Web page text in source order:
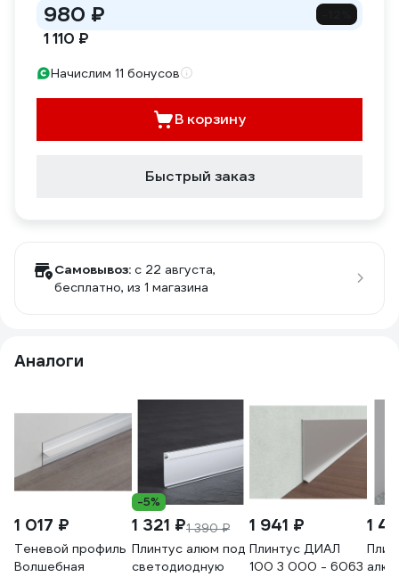
980 ₽
1 110 ₽
Начислим 11 бонусов
В корзину
Быстрый заказ
Самовывоз: c 22 августа,
бесплатно, из 1 магазина
Аналоги
1 017 ₽
Теневой профиль
Волшебная
-5%
1 321 ₽1 390 ₽
Плинтус алюм под
светодиодную
1 941 ₽
Плинтус ДИАЛ
100 3 000 - 6063
1